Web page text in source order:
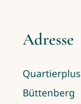
Adresse
Quartierplus
Büttenberg